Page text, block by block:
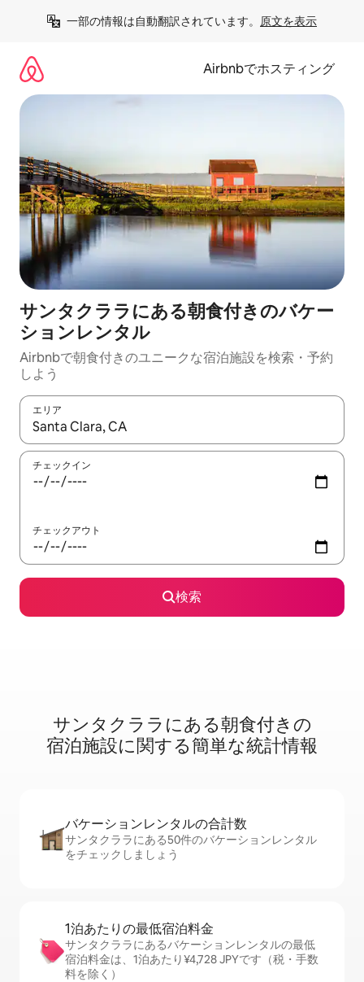
一部の情報は自動翻訳されています。 原文を表示
Airbnbでホスティング
サンタクララにある朝食付きのバケー
ションレンタル
Airbnbで朝食付きのユニークな宿泊施設を検索・予約
しよう
エリア
検索結果が表示されたら、上下の矢印キーを使って移動するか
チェックイン
チェックアウト
検索
サンタクララに⁠あ⁠る朝⁠食⁠付⁠き⁠の
宿⁠泊⁠施⁠設⁠に関⁠す⁠る簡⁠単⁠な統⁠計⁠情⁠報
バケーションレ⁠ン⁠タ⁠ル⁠の合⁠計⁠数
サンタクララにある50件のバケーションレンタル
をチェックしましょう
1泊あたりの最⁠低⁠宿⁠泊⁠料⁠金
サンタクララにあるバケーションレンタルの最低
宿泊料金は、1泊あたり¥4,728 JPYです（税・手数
料を除く）